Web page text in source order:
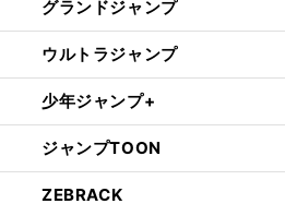
グランドジャンプ
ウルトラジャンプ
少年ジャンプ+
ジャンプTOON
ZEBRACK